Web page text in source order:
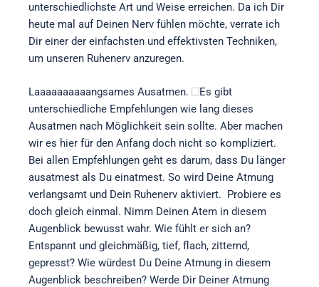
unterschiedlichste Art und Weise erreichen. Da ich Dir
heute mal auf Deinen Nerv fühlen möchte, verrate ich
Dir einer der einfachsten und effektivsten Techniken,
um unseren Ruhenerv anzuregen.
Laaaaaaaaaangsames Ausatmen.
Es gibt
unterschiedliche Empfehlungen wie lang dieses
Ausatmen nach Möglichkeit sein sollte. Aber machen
wir es hier für den Anfang doch nicht so kompliziert.
Bei allen Empfehlungen geht es darum, dass Du länger
ausatmest als Du einatmest. So wird Deine Atmung
verlangsamt und Dein Ruhenerv aktiviert. Probiere es
doch gleich einmal. Nimm Deinen Atem in diesem
Augenblick bewusst wahr. Wie fühlt er sich an?
Entspannt und gleichmäßig, tief, flach, zitternd,
gepresst? Wie würdest Du Deine Atmung in diesem
Augenblick beschreiben? Werde Dir Deiner Atmung